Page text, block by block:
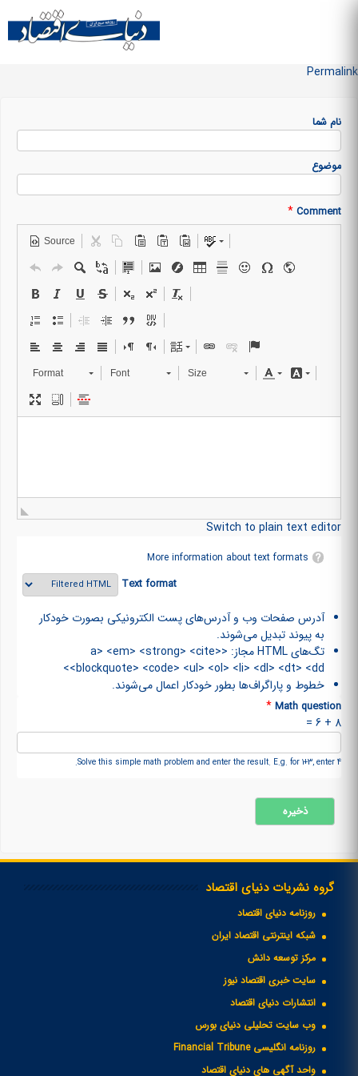
main
content
Permalink
نام شما
موضوع
Comment
*
Source
Format Font Size
Switch to plain text editor
More information about text formats
Text format
آدرس صفحات وب و آدرس‌های پست الکترونیکی بصورت خودکار
به پیوند تبدیل می‌شوند.
تگ‌های HTML مجاز: <a> <em> <strong> <cite>
<blockquote> <code> <ul> <ol> <li> <dl> <dt> <dd>
خطوط و پاراگراف‌ها بطور خودکار اعمال می‌شوند.
Math question
*
8 + 6 =
Solve this simple math problem and enter the result. E.g. for 1+3, enter 4.
گروه نشریات دنیای اقتصاد
روزنامه دنیای اقتصاد
شبکه اینترنتی اقتصاد ایران
مرکز توسعه دانش
سایت خبری اقتصاد نیوز
انتشارات دنیای اقتصاد
وب سایت تحلیلی دنیای بورس
روزنامه انگلیسی Financial Tribune
واحد آگهی های دنیای اقتصاد